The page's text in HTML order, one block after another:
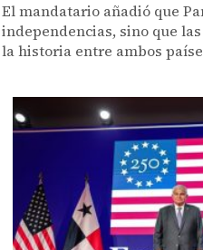
El mandatario añadió que
independencias, sino que
la historia entre ambos